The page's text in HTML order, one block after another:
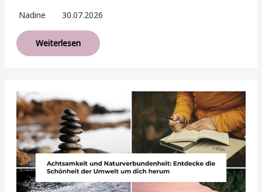
Nadine 30.07.2026
Weiterlesen